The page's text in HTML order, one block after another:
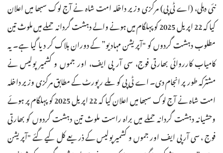
نئی دہلی، (اے ٹی پی) مرکزی وزیر داخلہ امت شاہ نے آج لوک سبھا میں اعلان
کیا کہ 22 اپریل 2025 کو پہلگام میں ہونے والے دہشت گردانہ حملے میں ملوث تین
مطلوب دہشت گردوں کو "آپریشن مہادیو” کے دوران ہلاک کر دیا گیا ہے۔ یہ
کامیاب کارروائی بھارتی فوج، سی آر پی ایف، اور جموں و کشمیر پولیس نے
مشترکہ طور پر انجام دی۔ اے ٹی پی کو ملے رپورٹ کے مطابق مرکزی وزیر داخلہ
امت شاہ نے آج لوک سبھا میں اعلان کیا کہ 22 اپریل 2025 کو پہلگام پر ہوئے
وحشیانہ دہشت گردانہ حملے میں براہ راست ملوث تین دہشت گردوں کو بھارتی
فوج ، سی آر پی ایف اور جموں و کشمیر پولیس کے ذریعے کل کیے گئے "آپریشن